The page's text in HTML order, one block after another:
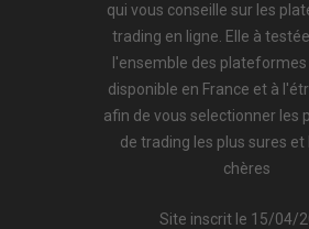
qui vous conseille sur les
trading en ligne. Elle à
l'ensemble des plateformes
disponible en France et à
afin de vous selectionner les
de trading les plus sures
chères
Site inscrit le 15/04/